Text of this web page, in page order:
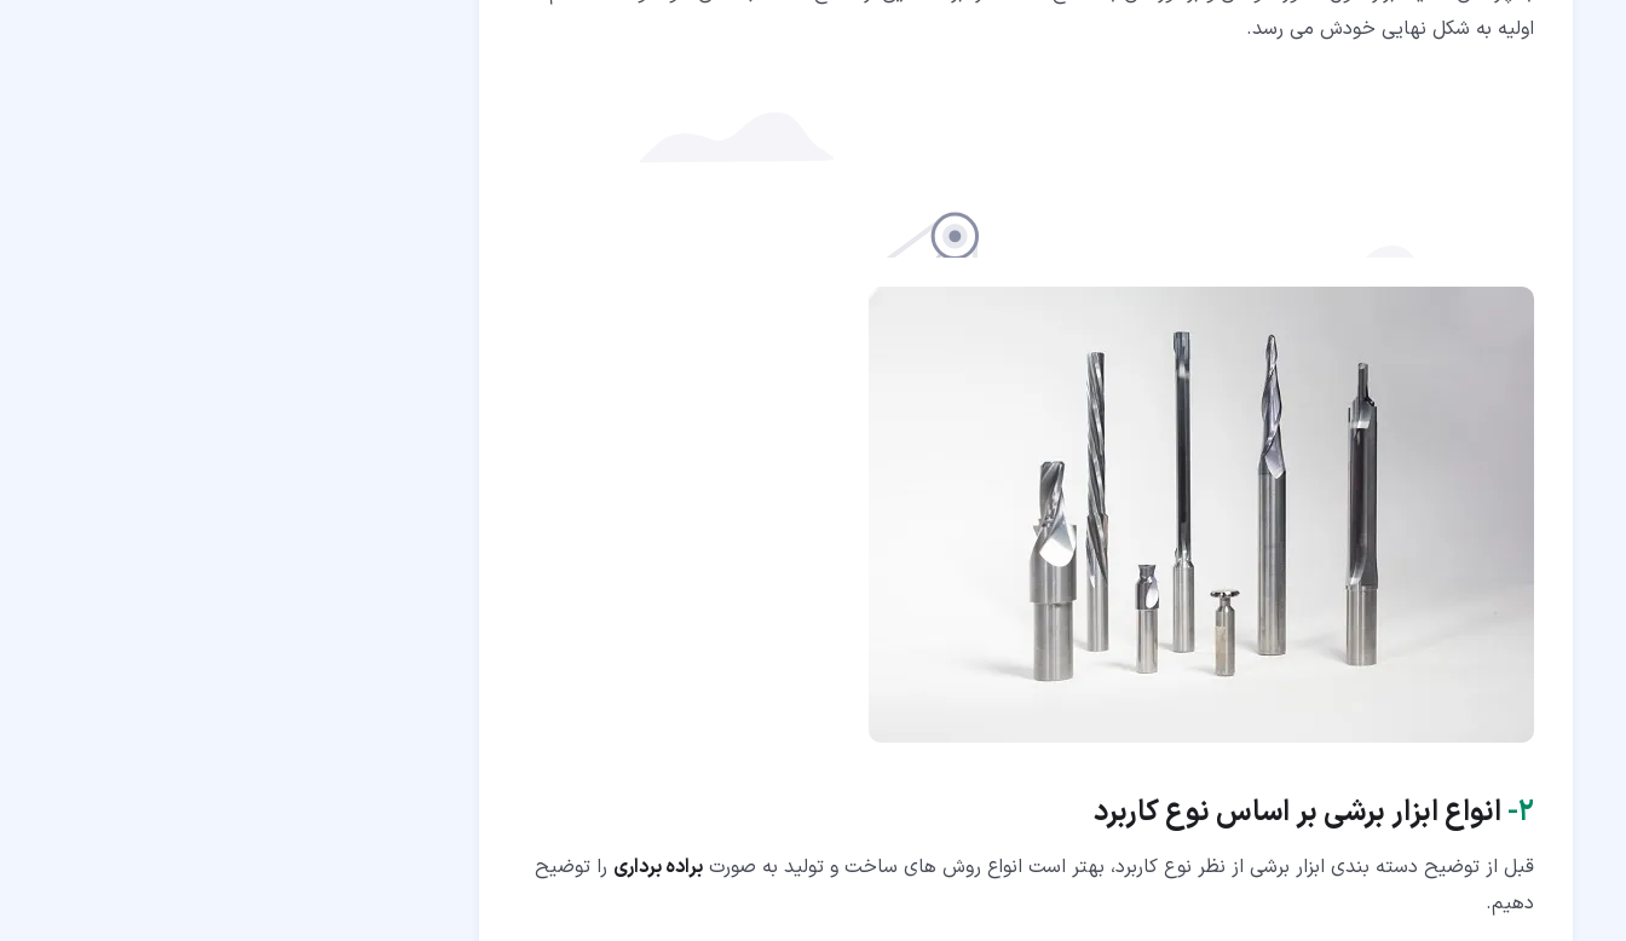
اولیه به شکل نهایی خودش می رسد.
۲‏- انواع ابزار برشی بر اساس نوع کاربرد
قبل از توضیح دسته بندی ابزار برشی از نظر نوع کاربرد، بهتر است انواع روش های ساخت و تولید به صورت براده برداری را توضیح
دهیم.